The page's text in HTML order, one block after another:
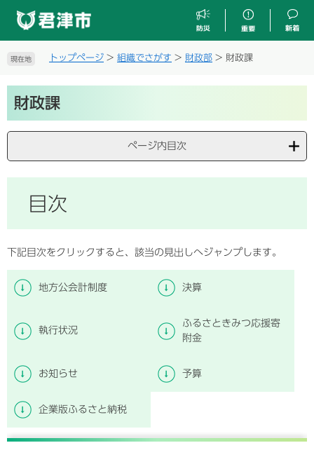
現在地 トップページ > 組織でさがす > 財政部 > 財政課
文財政課
ページ内目次
目次
下記目次をクリックすると、該当の見出しへジャンプします。
地方公会計制度 決算
執行状況
ふるさときみつ応援寄
附金
お知らせ 予算
企業版ふるさと納税